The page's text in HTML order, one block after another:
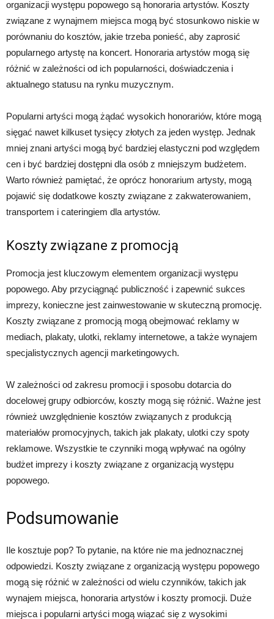
organizacji występu popowego są honoraria artystów. Koszty
związane z wynajmem miejsca mogą być stosunkowo niskie w
porównaniu do kosztów, jakie trzeba ponieść, aby zaprosić
popularnego artystę na koncert. Honoraria artystów mogą się
różnić w zależności od ich popularności, doświadczenia i
aktualnego statusu na rynku muzycznym.
Popularni artyści mogą żądać wysokich honorariów, które mogą
sięgać nawet kilkuset tysięcy złotych za jeden występ. Jednak
mniej znani artyści mogą być bardziej elastyczni pod względem
cen i być bardziej dostępni dla osób z mniejszym budżetem.
Warto również pamiętać, że oprócz honorarium artysty, mogą
pojawić się dodatkowe koszty związane z zakwaterowaniem,
transportem i cateringiem dla artystów.
Koszty związane z promocją
Promocja jest kluczowym elementem organizacji występu
popowego. Aby przyciągnąć publiczność i zapewnić sukces
imprezy, konieczne jest zainwestowanie w skuteczną promocję.
Koszty związane z promocją mogą obejmować reklamy w
mediach, plakaty, ulotki, reklamy internetowe, a także wynajem
specjalistycznych agencji marketingowych.
W zależności od zakresu promocji i sposobu dotarcia do
docelowej grupy odbiorców, koszty mogą się różnić. Ważne jest
również uwzględnienie kosztów związanych z produkcją
materiałów promocyjnych, takich jak plakaty, ulotki czy spoty
reklamowe. Wszystkie te czynniki mogą wpływać na ogólny
budżet imprezy i koszty związane z organizacją występu
popowego.
Podsumowanie
Ile kosztuje pop? To pytanie, na które nie ma jednoznacznej
odpowiedzi. Koszty związane z organizacją występu popowego
mogą się różnić w zależności od wielu czynników, takich jak
wynajem miejsca, honoraria artystów i koszty promocji. Duże
miejsca i popularni artyści mogą wiązać się z wysokimi